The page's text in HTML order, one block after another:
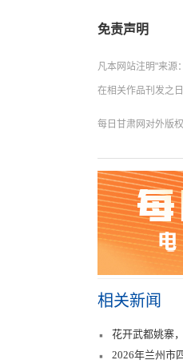
免责声明
凡本网站注明"来源
在相关作品刊发之
每日甘肃网对外版
相关新闻
花开武都姚寨
2026年兰州市